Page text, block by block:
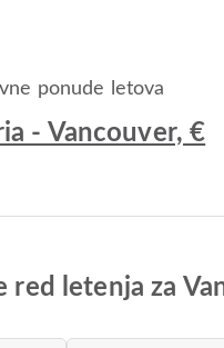
ponude letova
- Vancouver, €
red letenja za